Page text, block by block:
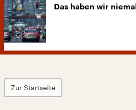
Das haben wir
Zur Startseite